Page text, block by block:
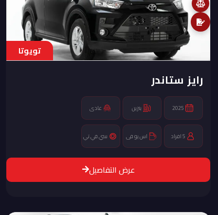
تويوتا
رايز ستاندر
2025 بنزين عادى
5 افراد اس يو فى سي في تي
عرض التفاصيل